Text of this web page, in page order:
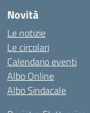
Novità
Le notizie
Le circolari
Calendario eventi
Albo Online
Albo Sindacale